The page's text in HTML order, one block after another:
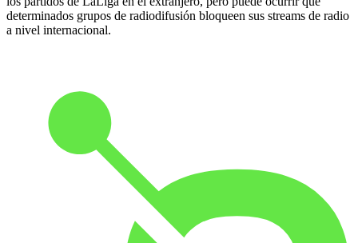
determinados grupos de radiodifusión bloqueen sus streams de radio
a nivel internacional.